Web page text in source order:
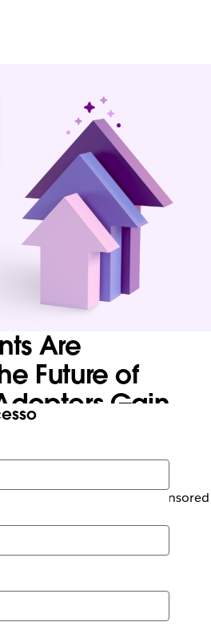
Are
Future of
Gain
by Wayne Kurtzman, sponsored